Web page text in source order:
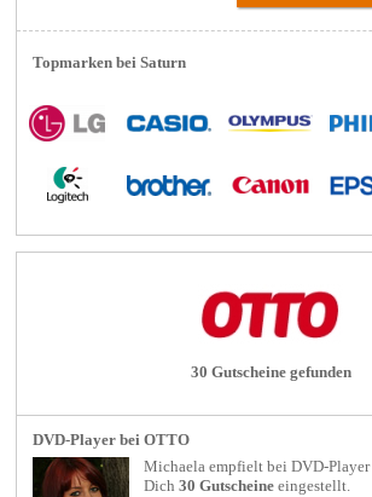
Topmarken bei Saturn
30 Gutscheine gefunden
DVD-Player bei OTTO
Michaela empfielt beiDVD-Player
Dich30 Gutscheine eingestellt.